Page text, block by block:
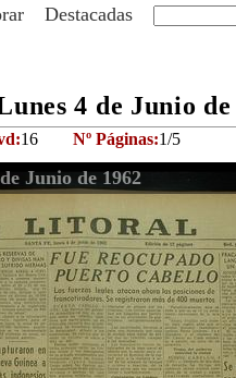
Destacadas
4 de Junio
16 Nº Páginas:1/5
Junio de 1962